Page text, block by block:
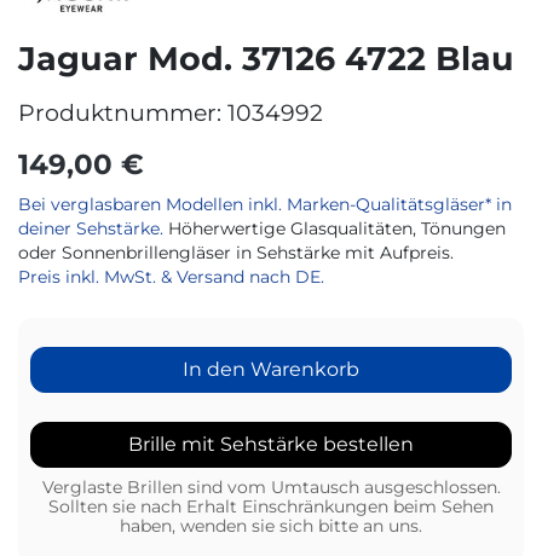
Jaguar Mod. 37126 4722 Blau
Produktnummer: 1034992
149,00 €
Bei verglasbaren Modellen inkl. Marken-Qualitätsgläser* in
deiner Sehstärke. Höherwertige Glasqualitäten, Tönungen
oder Sonnenbrillengläser in Sehstärke mit Aufpreis.
Preis inkl. MwSt. & Versand nach DE.
In den Warenkorb
Brille mit Sehstärke bestellen
Verglaste Brillen sind vom Umtausch ausgeschlossen.
Sollten sie nach Erhalt Einschränkungen beim Sehen
haben, wenden sie sich bitte an uns.